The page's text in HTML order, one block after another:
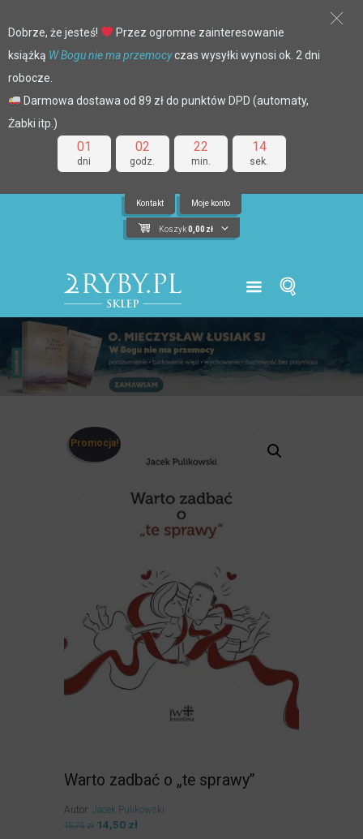
01
dni
02
godz.
22
min.
14
sek.
Dobrze, że jesteś!
Przez ogromne zainteresowanie
książką W Bogu nie ma przemocyczas wysyłki wynosi ok. 2 dni
robocze.
Darmowa dostawa od 89 zł do punktów DPD (automaty,
Żabki itp.)
Kontakt Moje konto
Koszyk 0,00 zł
Promocja!
Warto zadbać o „te sprawy”
Autor: Jacek Pulikowski
15,75zł Pierwotna
14,50 złAktualna